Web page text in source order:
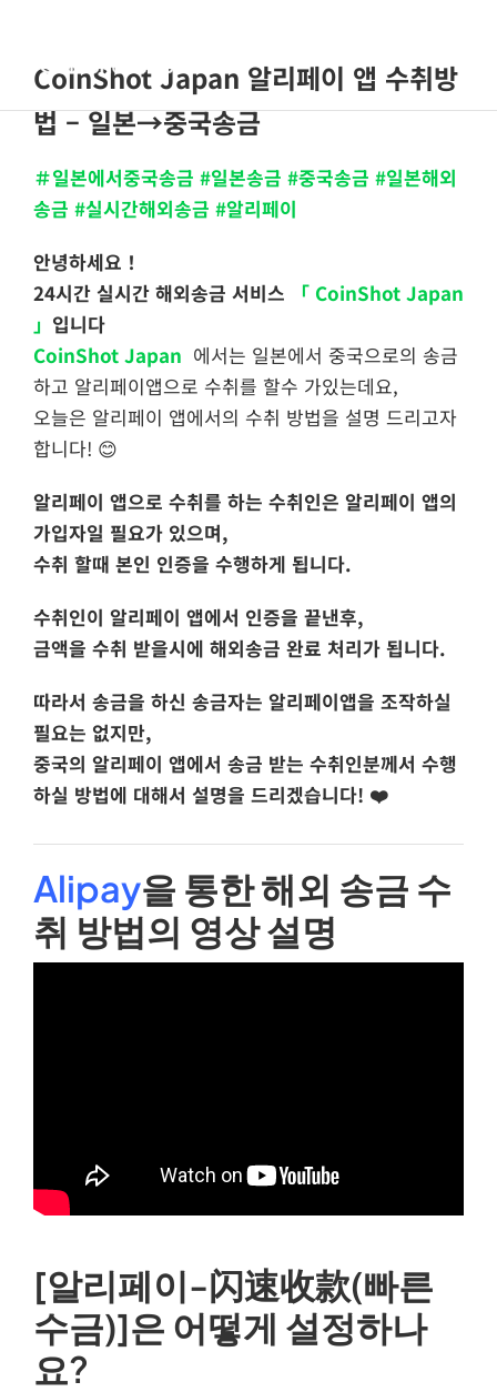
로
Toggle
홈
회사소개
블로그
CoinShot Japan 알리페이 앱 수취방
법 – 일본→중국송금
＃일본에서중국송금 #일본송금 #중국송금 #일본해외
송금 #실시간해외송금 #알리페이
안녕하세요！
24시간 실시간 해외송금 서비스 「 CoinShot Japan
」 입니다
CoinShot Japan 에서는 일본에서 중국으로의 송금
하고 알리페이앱으로 수취를 할수 가있는데요,
오늘은 알리페이 앱에서의 수취 방법을 설명 드리고자
합니다! 😊
알리페이 앱으로 수취를 하는 수취인은 알리페이 앱의
가입자일 필요가 있으며,
수취 할때 본인 인증을 수행하게 됩니다.
수취인이 알리페이 앱에서 인증을 끝낸후,
금액을 수취 받을시에 해외송금 완료 처리가 됩니다.
따라서 송금을 하신 송금자는 알리페이앱을 조작하실
필요는 없지만,
중국의 알리페이 앱에서 송금 받는 수취인분께서 수행
하실 방법에 대해서 설명을 드리겠습니다! ❤️
Alipay을 통한 해외 송금 수
취 방법의 영상 설명
[알리페이-闪速收款(빠른
수금)]은 어떻게 설정하나
요?